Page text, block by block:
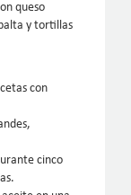
queso
y tortillas
con
cinco